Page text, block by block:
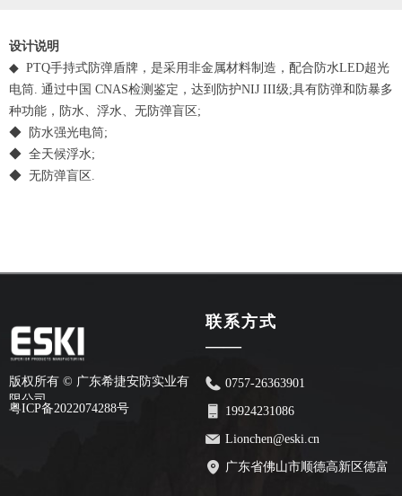
设计说明
◆ PTQ手持式防弹盾牌，是采用非金属材料制造，配合防水LED超光
电筒. 通过中国 CNAS检测鉴定，达到防护NIJ III级;具有防弹和防暴多
种功能，防水、浮水、无防弹盲区;
◆ 防水强光电筒;
◆ 全天候浮水;
◆ 无防弹盲区.
版权所有 © 广东希捷安防实业有
限公司
粤ICP备2022074288号
联系方式
——
0757-26363901
19924231086
Lionchen@eski.cn
广东省佛山市顺德高新区德富